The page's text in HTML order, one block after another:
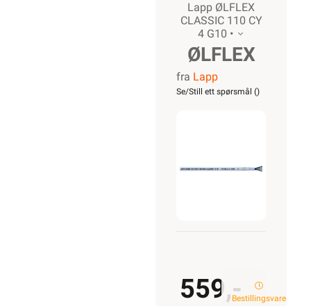
Lapp ØLFLEX
CLASSIC 110 CY
4 G10 •
ØLFLEX
CLASSIC
fra Lapp
Se/Still ett spørsmål ()
559,-Bestillingsvare